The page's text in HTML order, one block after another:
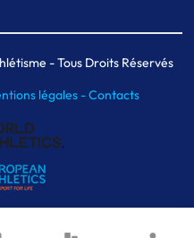
indoor
de Paris- Tous Droits Réservés
légales -Contacts